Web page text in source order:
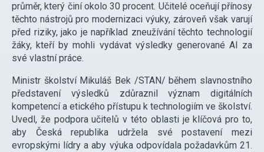
průměr, který činí okolo 30 procent. Učitelé oceňují přínosy
těchto nástrojů pro modernizaci výuky, zároveň však varují
před riziky, jako je například zneužívání těchto technologií
žáky, kteří by mohli vydávat výsledky generované AI za
své vlastní práce.
Ministr školství Mikuláš Bek /STAN/ během slavnostního
představení výsledků zdůraznil význam digitálních
kompetencí a etického přístupu k technologiím ve školství.
Uvedl, že podpora učitelů v této oblasti je klíčová pro to,
aby Česká republika udržela své postavení mezi
evropskými lídry a aby výuka odpovídala požadavkům 21.